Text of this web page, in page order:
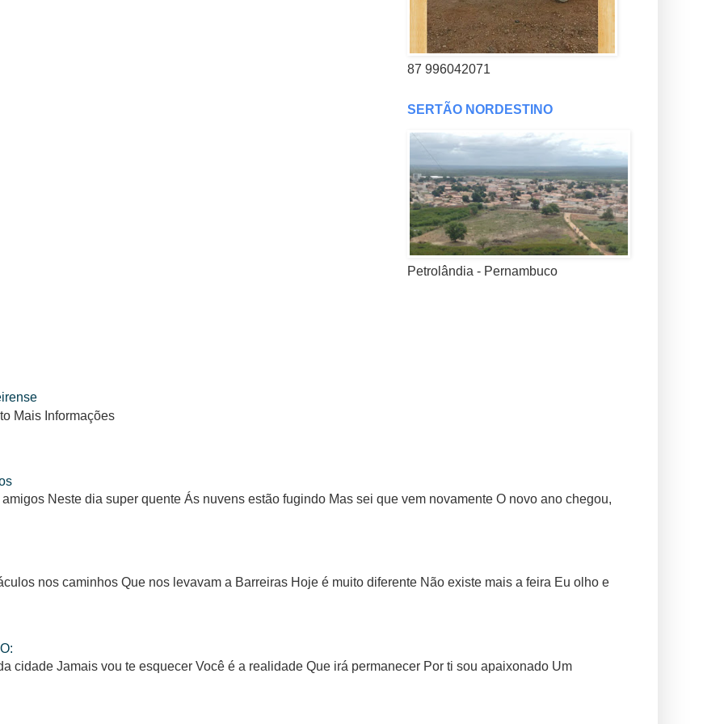
87 996042071
SERTÃO NORDESTINO
Petrolândia - Pernambuco
Mais Informações
Neste dia super quente Ás nuvens estão fugindo Mas sei que vem novamente O novo ano chegou,
nos caminhos Que nos levavam a Barreiras Hoje é muito diferente Não existe mais a feira Eu olho e
cidade Jamais vou te esquecer Você é a realidade Que irá permanecer Por ti sou apaixonado Um